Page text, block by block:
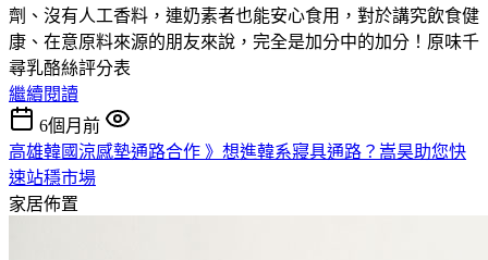
劑、沒有人工香料，連奶素者也能安心食用，對於講究飲食健
康、在意原料來源的朋友來說，完全是加分中的加分！原味千
尋乳酪絲評分表
繼續閱讀
6個月前
高雄韓國涼感墊通路合作 》想進韓系寢具通路？嵩昊助您快
速站穩市場
家居佈置